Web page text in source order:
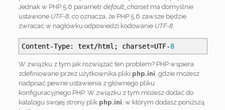
Jednak w PHP 5.6 parametrdefault_charset ma domyślnie
ustawione UTF-8 , co oznacza, że PHP 5.6 zawsze będzie
zwracać w nagłówku odpowiedzi kodowanie UTF-8
Content-Type: text/html ; charset=UTF-8
W związku z tym jak rozwiązać ten problem? PHP wspiera
zdefiniowane przez użytkownika pliki php.ini , gdzie możesz
nadpisać pewne ustawienia z głównego pliku
konfiguracyjnego PHP. W związku z tym możesz dodać do
katalogu swojej strony plik php.ini , w którym dodasz poniższą